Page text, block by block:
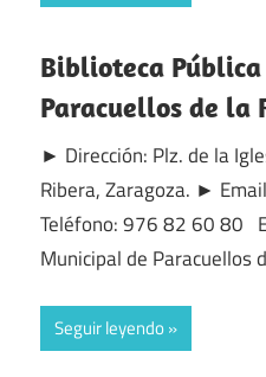
Biblioteca
Paracuellos de la
► Dirección: Plz. de la
Ribera, Zaragoza. ►
Teléfono: 976 82 60 80
Municipal de Paracuellos
Seguir leyendo